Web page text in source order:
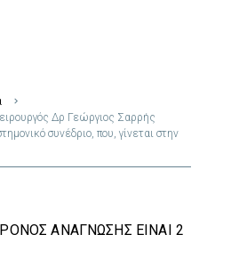
Δρ Γεώργιος Σαρρής
συνέδριο, που, γίνεται στην
ΑΝΆΓΝΩΣΗΣ ΕΊΝΑΙ 2